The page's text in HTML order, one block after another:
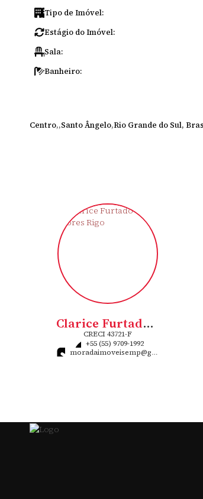
Tipo de Imóvel:
Estágio do Imóvel:
Sala:
Banheiro:
Centro Santo Ângelo Rio Grande do Sul,
Clarice Furtado Flores Rigo
CRECI43721-F
+55 (55) 9709-1992
moradaimoveisemp@gmail.com